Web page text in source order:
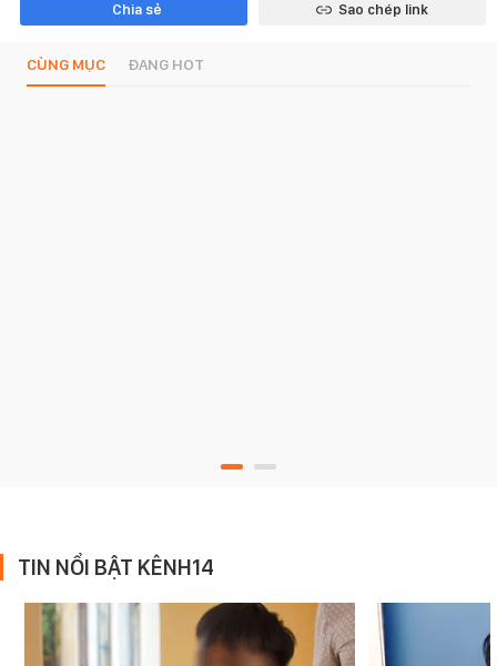
Chia sẻ Sao chép link
CÙNG MỤC ĐANG HOT
TIN NỔI BẬT KÊNH14